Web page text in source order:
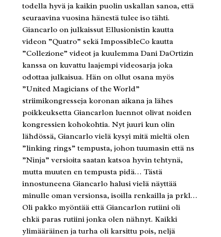
todella hyvä ja kaikin puolin uskallan sanoa, että
seuraavina vuosina hänestä tulee iso tähti.
Giancarlo on julkaissut Ellusionistin kautta
videon ”Quatro” sekä ImpossibleCo kautta
”Collezione” videot ja kuulemma Dani DaOrtizin
kanssa on kuvattu laajempi videosarja joka
odottaa julkaisua. Hän on ollut osana myös
”United Magicians of the World”
striimikongresseja koronan aikana ja lähes
poikkeuksetta Giancarlon luennot olivat noiden
kongressien kohokohtia. Nyt juuri kun olin
lähdössä, Giancarlo vielä kysyi mitä mieltä olen
”linking rings” tempusta, johon tuumasin että ns
”Ninja” versioita saatan katsoa hyvin tehtynä,
mutta muuten en tempusta pidä… Tästä
innostuneena Giancarlo halusi vielä näyttää
minulle oman versionsa, isoilla renkailla ja prkl…
Oli pakko myöntää että Giancarlon rutiini oli
ehkä paras rutiini jonka olen nähnyt. Kaikki
ylimääräinen ja turha oli karsittu pois, neljä